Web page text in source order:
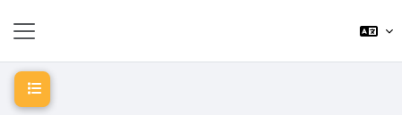
Відкритий покажчик курсу